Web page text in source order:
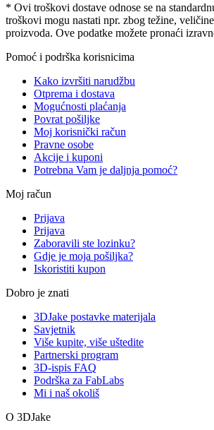
* Ovi troškovi dostave odnose se na
troškovi mogu nastati npr. zbog težine,
proizvoda. Ove podatke možete pronaći
Pomoć i podrška korisnicima
Kako izvršiti narudžbu
Otprema i dostava
Mogućnosti plaćanja
Povrat pošiljke
Moj korisnički račun
Pravne osobe
Akcije i kuponi
Potrebna Vam je daljnja pomoć?
Moj račun
Prijava
Prijava
Zaboravili ste lozinku?
Gdje je moja pošiljka?
Iskoristiti kupon
Dobro je znati
3DJake postavke materijala
Savjetnik
Više kupite, više uštedite
Partnerski program
3D-ispis FAQ
Podrška za FabLabs
Mi i naš okoliš
O 3DJake